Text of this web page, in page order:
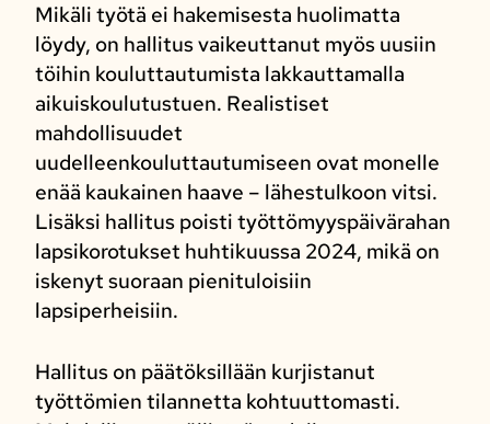
Mikäli työtä ei hakemisesta huolimatta
löydy, on hallitus vaikeuttanut myös uusiin
töihin kouluttautumista lakkauttamalla
aikuiskoulutustuen. Realistiset
mahdollisuudet
uudelleenkouluttautumiseen ovat monelle
enää kaukainen haave – lähestulkoon vitsi.
Lisäksi hallitus poisti työttömyyspäivärahan
lapsikorotukset huhtikuussa 2024, mikä on
iskenyt suoraan pienituloisiin
lapsiperheisiin.
Hallitus on päätöksillään kurjistanut
työttömien tilannetta kohtuuttomasti.